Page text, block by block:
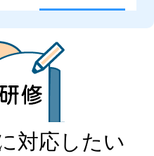
対応したい